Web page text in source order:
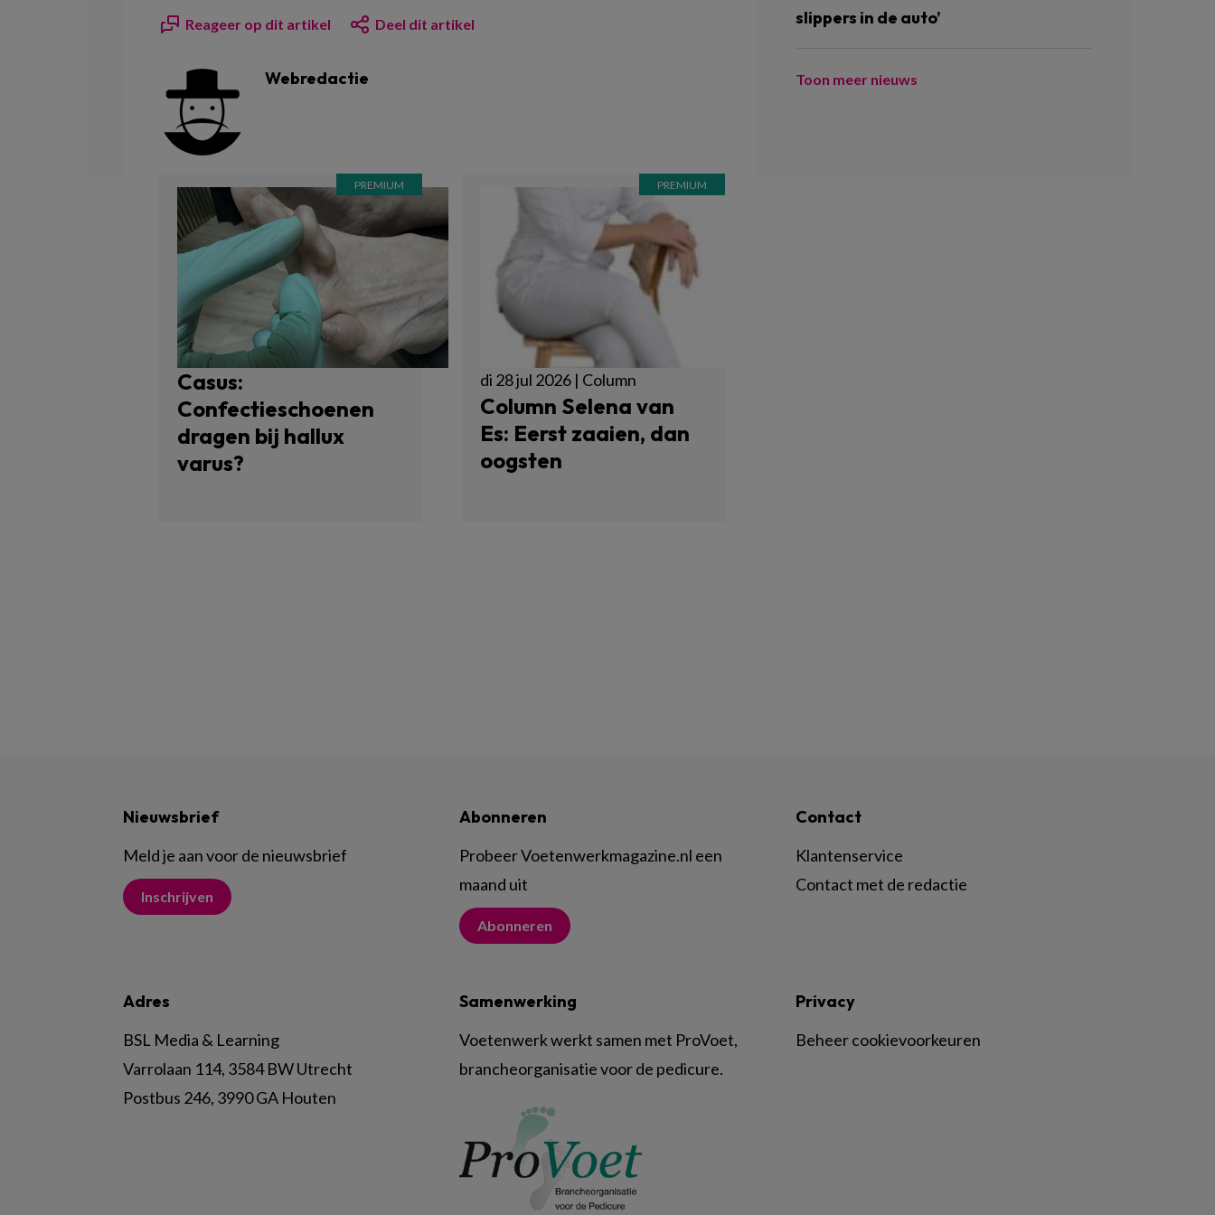
Reageer op dit artikel Deel dit artikel
Webredactie
Casus:
Confectieschoenen
dragen bij hallux
varus?
di 28 jul 2026 | Column
Column Selena van
Es: Eerst zaaien, dan
oogsten
slippers in de auto’
Toon meer nieuws
Nieuwsbrief
Meld je aan voor de nieuwsbrief
Inschrijven
Abonneren
Probeer Voetenwerkmagazine.nl een
maand uit
Abonneren
Contact
Klantenservice
Contact met de redactie
Adres
BSL Media & Learning
Varrolaan 114, 3584 BW Utrecht
Postbus 246, 3990 GA Houten
Samenwerking
Voetenwerk werkt samen met ProVoet,
brancheorganisatie voor de pedicure.
Privacy
Beheer cookievoorkeuren